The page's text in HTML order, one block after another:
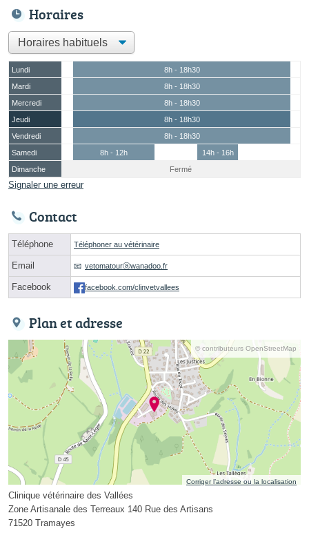
Horaires
Lundi
8h - 18h30
Mardi
8h - 18h30
Mercredi
8h - 18h30
Jeudi
8h - 18h30
Vendredi
8h - 18h30
Samedi
8h - 12h
14h - 16h
Dimanche
Fermé
Signaler une erreur
Contact
Téléphone Téléphoner au vétérinaire
Email vetomatourⓐwanadoo.fr
Facebook facebook.com/clinvetvallees
Plan et adresse
© contributeurs OpenStreetMap
Corriger l’adresse ou la localisation
Clinique vétérinaire des Vallées
Zone Artisanale des Terreaux 140 Rue des Artisans
71520 Tramayes